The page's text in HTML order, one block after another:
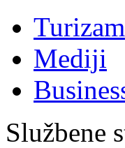
Turizam
Mediji
Službene